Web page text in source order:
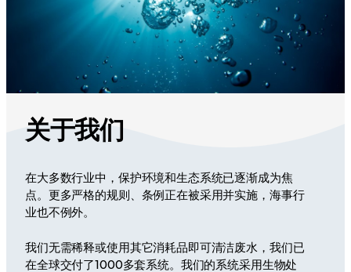
关于我们
在大多数行业中，保护环境和生态系统已逐渐成为焦
点。更多严格的规则、条例正在被采用并实施，海事行
业也不例外。
我们无需稀释或使用其它消耗品即可清洁废水，我们已
在全球交付了1000多套系统。我们的系统采用生物处